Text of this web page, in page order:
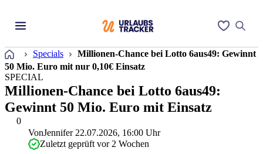
Startseite
Specials
Millionen-Chance bei Lotto 6aus49: Gewinnt
50 Mio. Euro mit nur 0,10€ Einsatz
0
SPECIAL
Millionen-Chance bei Lotto 6aus49:
Gewinnt 50 Mio. Euro mit Einsatz
VonJennifer 22.07.2026, 16:00 Uhr
Zuletzt geprüft vor 2 Wochen